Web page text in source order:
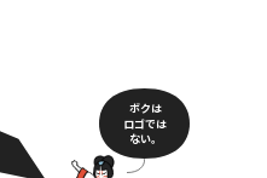
ボクは
ロゴでは
ない。